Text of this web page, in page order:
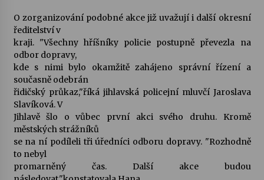
Votavžatský ploty
Letní koncerty ve Stromovce: Rufus Miller
Vysočinka
17. 7. 2026
O zorganizování podobné akce již uvažují i další okresní
ředitelství v
kraji. "Všechny hříšníky policie postupně převezla na
odbor dopravy,
kde s nimi bylo okamžitě zahájeno správní řízení a
současně odebrán
řidičský průkaz,"říká jihlavská policejní mluvčí Jaroslava
Slavíková. V
Jihlavě šlo o vůbec první akci svého druhu. Kromě
městských strážníků
se na ní podíleli tři úředníci odboru dopravy. "Rozhodně
to nebyl
promarněný čas. Další akce budou